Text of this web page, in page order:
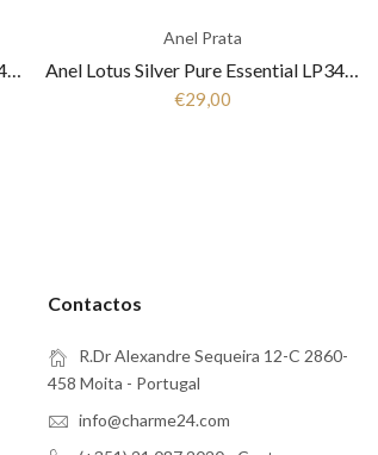
Anel Lotus Silver Pure Essential LP3446-3/1 Mulher Prata
Anel Prata
Anel Lotus Silver Pure Essential LP3443-3/1 Mulher Prata
€29,00
Contactos
R.Dr Alexandre Sequeira 12-C 2860-
458 Moita - Portugal
info@charme24.com